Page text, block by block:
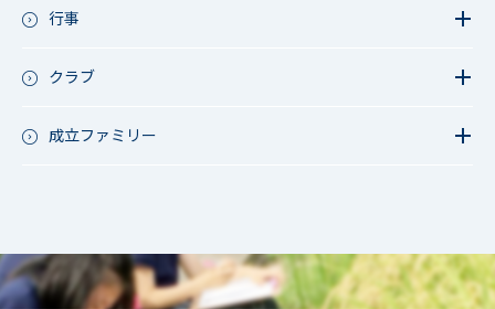
アース・プロジェクト
今日の1枚～ｸﾗｽ&ｸﾗﾌﾞ編～
行事
成立祭（文化祭）
クラブ
軟式野球
女子バスケットボール
男女バスケットボール（中学）
男子バドミントン
成立ファミリー